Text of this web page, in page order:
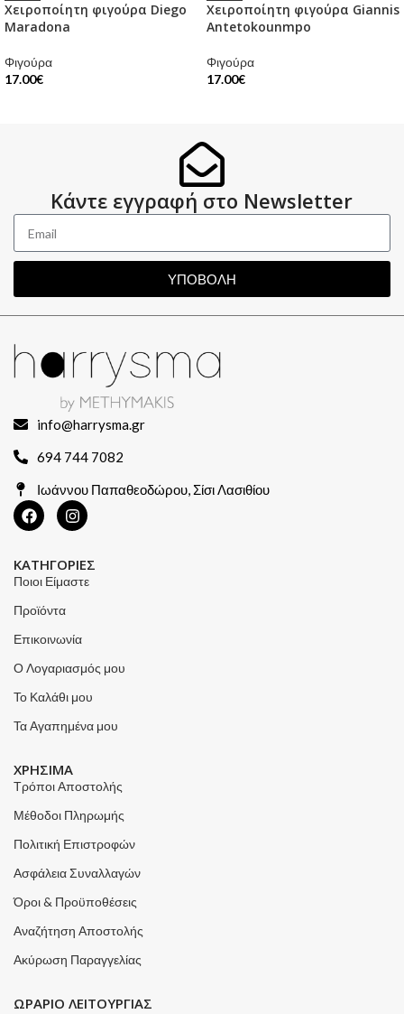
Χειροποίητη φιγούρα Diego
Maradona
Φιγούρα
17.00€
Χειροποίητη φιγούρα Giannis
Antetokounmpo
Φιγούρα
17.00€
Κάντε εγγραφή στο Newsletter
ΥΠΟΒΟΛΗ
info@harrysma.gr
694 744 7082
Ιωάννου Παπαθεοδώρου, Σίσι Λασιθίου
ΚΑΤΗΓΟΡΙΕΣ
Ποιοι Είμαστε
Προϊόντα
Επικοινωνία
Ο Λογαριασμός μου
Το Καλάθι μου
Τα Αγαπημένα μου
ΧΡΗΣΙΜΑ
Τρόποι Αποστολής
Μέθοδοι Πληρωμής
Πολιτική Επιστροφών
Ασφάλεια Συναλλαγών
Όροι & Προϋποθέσεις
Αναζήτηση Αποστολής
Ακύρωση Παραγγελίας
ΩΡΑΡΙΟ ΛΕΙΤΟΥΡΓΙΑΣ